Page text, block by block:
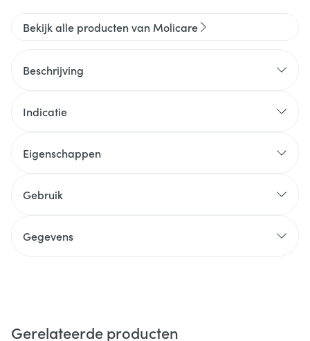
Bekijk alle producten van Molicare
Beschrijving
Indicatie
Eigenschappen
Gebruik
Gegevens
Gerelateerde producten